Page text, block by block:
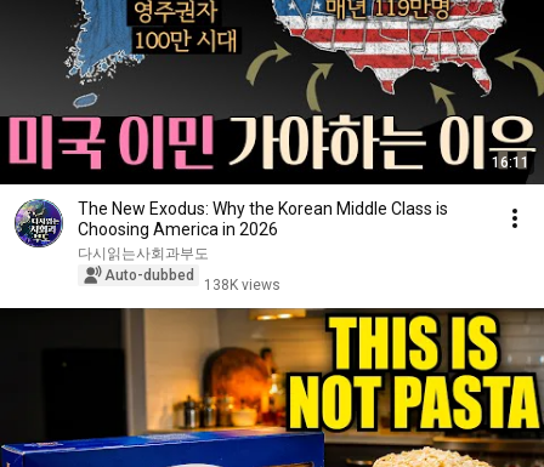
16:11
The New Exodus: Why the Korean Middle Class is
Choosing America in 2026
다시읽는사회과부도
Auto-dubbed
138K views